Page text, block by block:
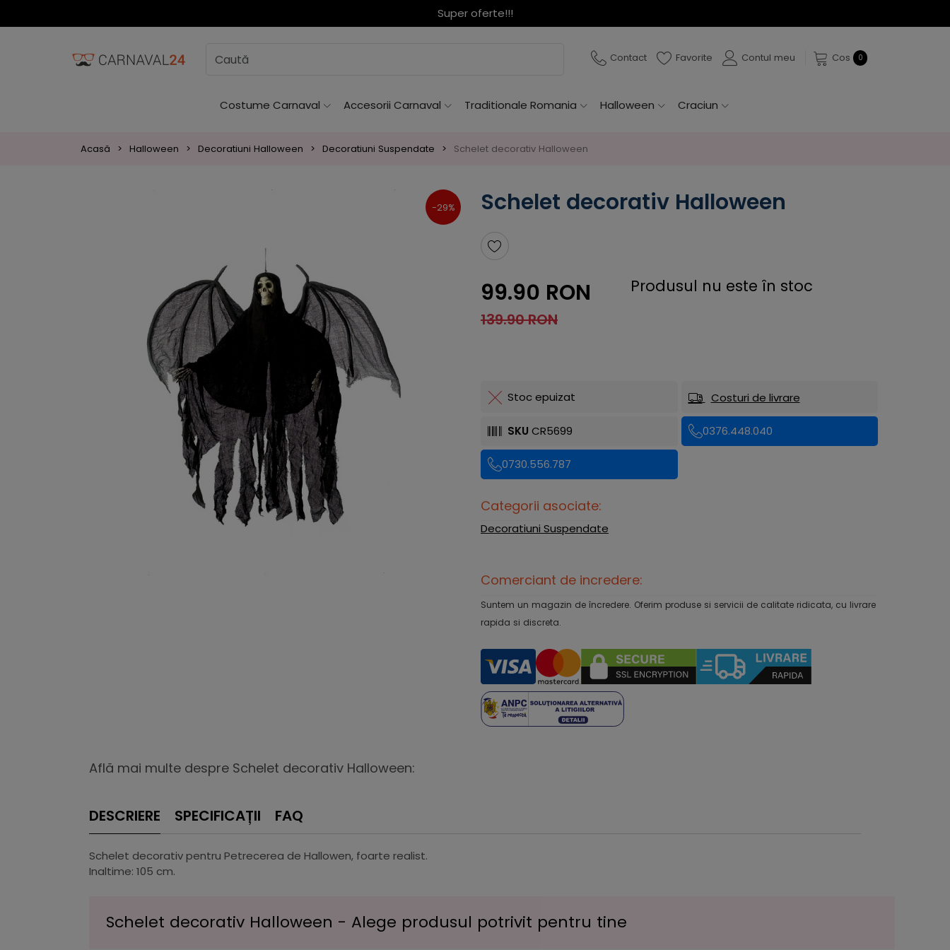
Super oferte!!!
Contact Favorite Contul meu Cos 0
Costume Carnaval Accesorii Carnaval Traditionale Romania Halloween Craciun
Acasă Halloween Decoratiuni Halloween Decoratiuni Suspendate Schelet decorativ Halloween
-29% Schelet decorativ Halloween
99.90 RON
139.90 RON
Produsul nu este în stoc
Stoc epuizat Costuri de livrare
SKU CR5699 0376.448.040
0730.556.787
Categorii asociate:
Decoratiuni Suspendate
Comerciant de incredere:
Suntem un magazin de încredere. Oferim produse si servicii de calitate ridicata, cu livrare
rapida si discreta.
Află mai multe despre Schelet decorativ Halloween:
DESCRIERE SPECIFICAȚII FAQ
Schelet decorativ pentru Petrecerea de Hallowen, foarte realist.
Inaltime: 105 cm.
Schelet decorativ Halloween - Alege produsul potrivit pentru tine